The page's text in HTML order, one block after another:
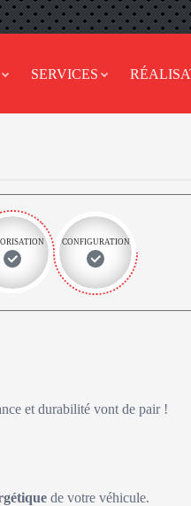
SERVICES
CONFIGURATION
et durabilité vont de pair !
de votre véhicule.